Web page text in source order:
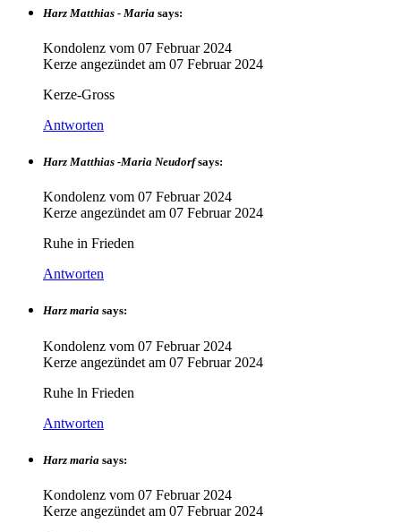
Harz Matthias - Maria says:
Kondolenz vom 07 Februar 2024
Kerze angezündet am 07 Februar 2024
Kerze-Gross
Antworten
Harz Matthias -Maria Neudorf says:
Kondolenz vom 07 Februar 2024
Kerze angezündet am 07 Februar 2024
Ruhe in Frieden
Antworten
Harz maria says:
Kondolenz vom 07 Februar 2024
Kerze angezündet am 07 Februar 2024
Ruhe ln Frieden
Antworten
Harz maria says:
Kondolenz vom 07 Februar 2024
Kerze angezündet am 07 Februar 2024